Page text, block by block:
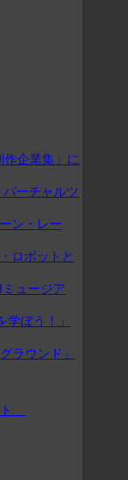
企業集」に
ーチャルツ
ン・レー
ロボットと
ュージア
ぼう！」
ラウンド」
ト